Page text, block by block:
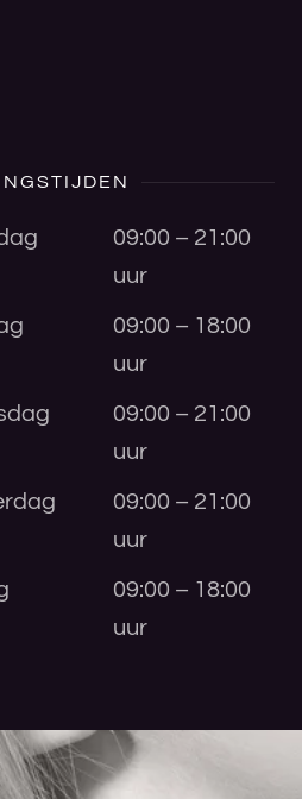
09:00 – 21:00
uur
09:00 – 18:00
uur
09:00 – 21:00
uur
09:00 – 21:00
uur
09:00 – 18:00
uur